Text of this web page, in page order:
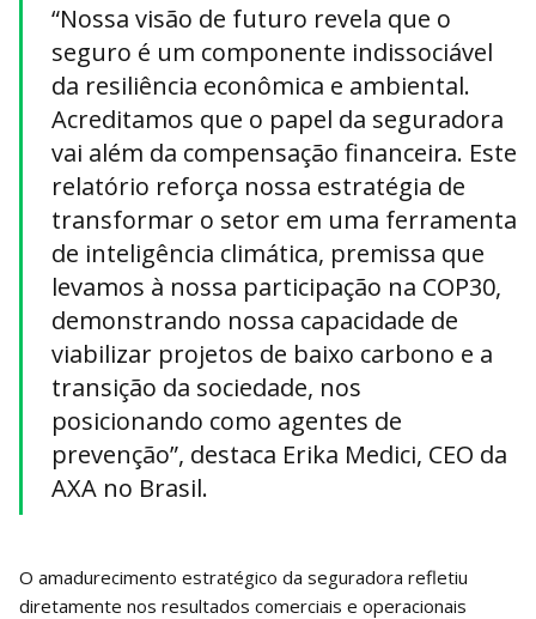
“Nossa visão de futuro revela que o
seguro é um componente indissociável
da resiliência econômica e ambiental.
Acreditamos que o papel da seguradora
vai além da compensação financeira. Este
relatório reforça nossa estratégia de
transformar o setor em uma ferramenta
de inteligência climática, premissa que
levamos à nossa participação na COP30,
demonstrando nossa capacidade de
viabilizar projetos de baixo carbono e a
transição da sociedade, nos
posicionando como agentes de
prevenção”, destaca Erika Medici, CEO da
AXA no Brasil.
O amadurecimento estratégico da seguradora refletiu
diretamente nos resultados comerciais e operacionais